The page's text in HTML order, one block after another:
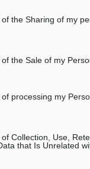
the Sharing of my
the Sale of my
processing my
Collection, Use,
that Is Unrelated
δεν υιοθετεί
σχόλια θεωρούμε
που δεν τηρούν